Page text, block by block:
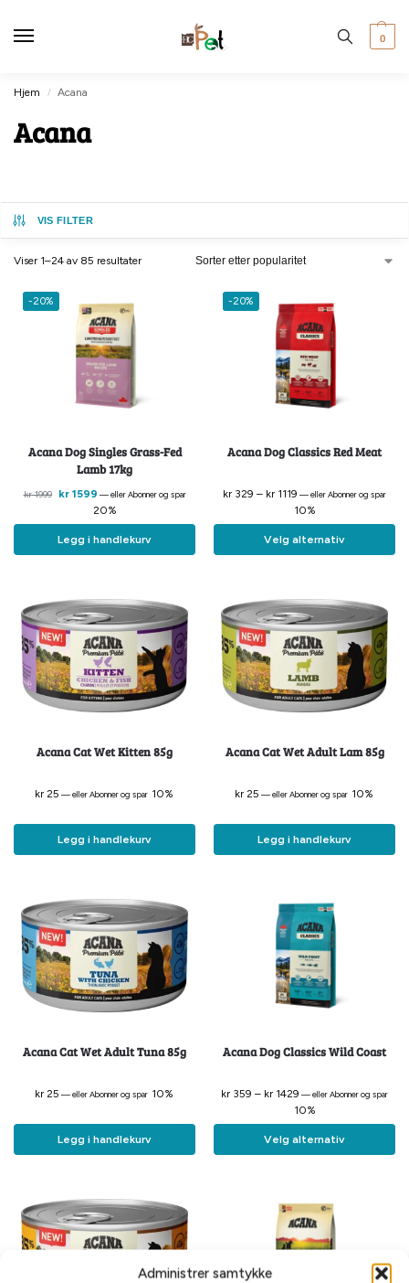
Administrer samtykke
0
Hjem / Acana
Acana
VIS FILTER
Viser 1–24 av 85 resultater
-20%
Acana Dog Singles Grass-Fed
Lamb 17kg
kr1999 kr1599 —eller Abonner og spar
20%
Legg i handlekurv
-20%
Acana Dog Classics Red Meat
kr 329 – kr 1119 —eller Abonner og spar
10%
Velg alternativ
Acana Cat Wet Kitten 85g
kr 25 —eller Abonner og spar 10%
Legg i handlekurv
Acana Cat Wet Adult Lam 85g
kr 25 —eller Abonner og spar 10%
Legg i handlekurv
Acana Cat Wet Adult Tuna 85g
kr 25 —eller Abonner og spar 10%
Legg i handlekurv
Acana Dog Classics Wild Coast
kr 359 – kr 1429 —eller Abonner og spar
10%
Velg alternativ